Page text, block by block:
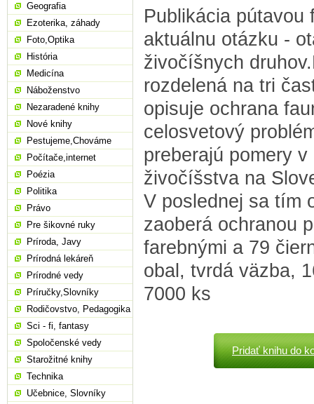
Publikácia pútavou
aktuálnu otázku -
živočíšnych
rozdelená na tri
opisuje ochrana
celosvetový
preberajú pomery v
živočíšstva na
V poslednej sa tím
zaoberá ochranou
farebnými a 79
obal, tvrdá väzba,
7000 ks
Pridať knihu do
Geografia
Ezoterika, záhady
Foto,Optika
História
Medicína
Náboženstvo
Nezaradené knihy
Nové knihy
Pestujeme,Chováme
Počítače,internet
Poézia
Politika
Právo
Pre šikovné ruky
Príroda, Javy
Prírodná lekáreň
Prírodné vedy
Príručky,Slovníky
Rodičovstvo, Pedagogika
Sci - fi, fantasy
Spoločenské vedy
Starožitné knihy
Technika
Učebnice, Slovníky